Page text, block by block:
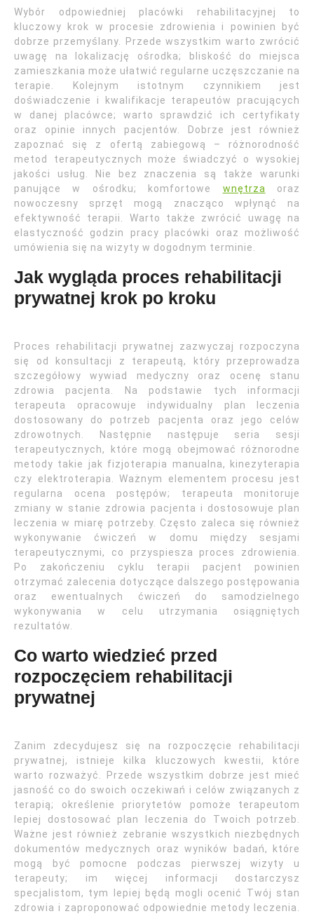
Wybór odpowiedniej placówki rehabilitacyjnej to
kluczowy krok w procesie zdrowienia i powinien być
dobrze przemyślany. Przede wszystkim warto zwrócić
uwagę na lokalizację ośrodka; bliskość do miejsca
zamieszkania może ułatwić regularne uczęszczanie na
terapie. Kolejnym istotnym czynnikiem jest
doświadczenie i kwalifikacje terapeutów pracujących
w danej placówce; warto sprawdzić ich certyfikaty
oraz opinie innych pacjentów. Dobrze jest również
zapoznać się z ofertą zabiegową – różnorodność
metod terapeutycznych może świadczyć o wysokiej
jakości usług. Nie bez znaczenia są także warunki
panujące w ośrodku; komfortowe wnętrza
oraz
nowoczesny sprzęt mogą znacząco wpłynąć na
efektywność terapii. Warto także zwrócić uwagę na
elastyczność godzin pracy placówki oraz możliwość
umówienia się na wizyty w dogodnym terminie.
Jak wygląda proces rehabilitacji
prywatnej krok po kroku
Proces rehabilitacji prywatnej zazwyczaj rozpoczyna
się od konsultacji z terapeutą, który przeprowadza
szczegółowy wywiad medyczny oraz ocenę stanu
zdrowia pacjenta. Na podstawie tych informacji
terapeuta opracowuje indywidualny plan leczenia
dostosowany do potrzeb pacjenta oraz jego celów
zdrowotnych. Następnie następuje seria sesji
terapeutycznych, które mogą obejmować różnorodne
metody takie jak fizjoterapia manualna, kinezyterapia
czy elektroterapia. Ważnym elementem procesu jest
regularna ocena postępów; terapeuta monitoruje
zmiany w stanie zdrowia pacjenta i dostosowuje plan
leczenia w miarę potrzeby. Często zaleca się również
wykonywanie ćwiczeń w domu między sesjami
terapeutycznymi, co przyspiesza proces zdrowienia.
Po zakończeniu cyklu terapii pacjent powinien
otrzymać zalecenia dotyczące dalszego postępowania
oraz ewentualnych ćwiczeń do samodzielnego
wykonywania w celu utrzymania osiągniętych
rezultatów.
Co warto wiedzieć przed
rozpoczęciem rehabilitacji
prywatnej
Zanim zdecydujesz się na rozpoczęcie rehabilitacji
prywatnej, istnieje kilka kluczowych kwestii, które
warto rozważyć. Przede wszystkim dobrze jest mieć
jasność co do swoich oczekiwań i celów związanych z
terapią; określenie priorytetów pomoże terapeutom
lepiej dostosować plan leczenia do Twoich potrzeb.
Ważne jest również zebranie wszystkich niezbędnych
dokumentów medycznych oraz wyników badań, które
mogą być pomocne podczas pierwszej wizyty u
terapeuty; im więcej informacji dostarczysz
specjalistom, tym lepiej będą mogli ocenić Twój stan
zdrowia i zaproponować odpowiednie metody leczenia.